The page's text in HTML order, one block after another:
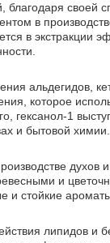
благодаря своей
в
в экстракции
альдегидов,
которое
гексанол-1
и бытовой химии.
и
и стойкие
липидов